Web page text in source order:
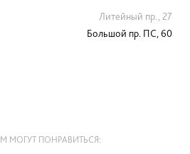
Литейный пр., 27
Большой пр. ПС, 60
МОГУТ ПОНРАВИТЬСЯ: